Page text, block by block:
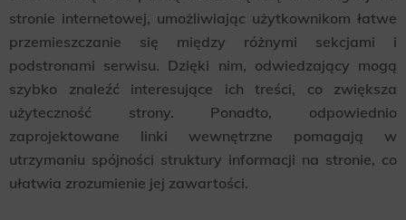
stronie internetowej, umożliwiając użytkownikom łatwe
przemieszczanie się między różnymi sekcjami i
podstronami serwisu. Dzięki nim, odwiedzający mogą
szybko znaleźć interesujące ich treści, co zwiększa
użyteczność strony. Ponadto, odpowiednio
zaprojektowane linki wewnętrzne pomagają w
utrzymaniu spójności struktury informacji na stronie, co
ułatwia zrozumienie jej zawartości.